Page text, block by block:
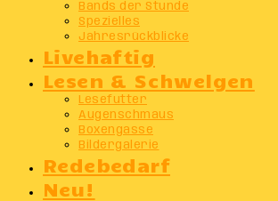
Bands der Stunde
Spezielles
Jahresrückblicke
Livehaftig
Lesen & Schwelgen
Lesefutter
Augenschmaus
Boxengasse
Bildergalerie
Redebedarf
Neu!